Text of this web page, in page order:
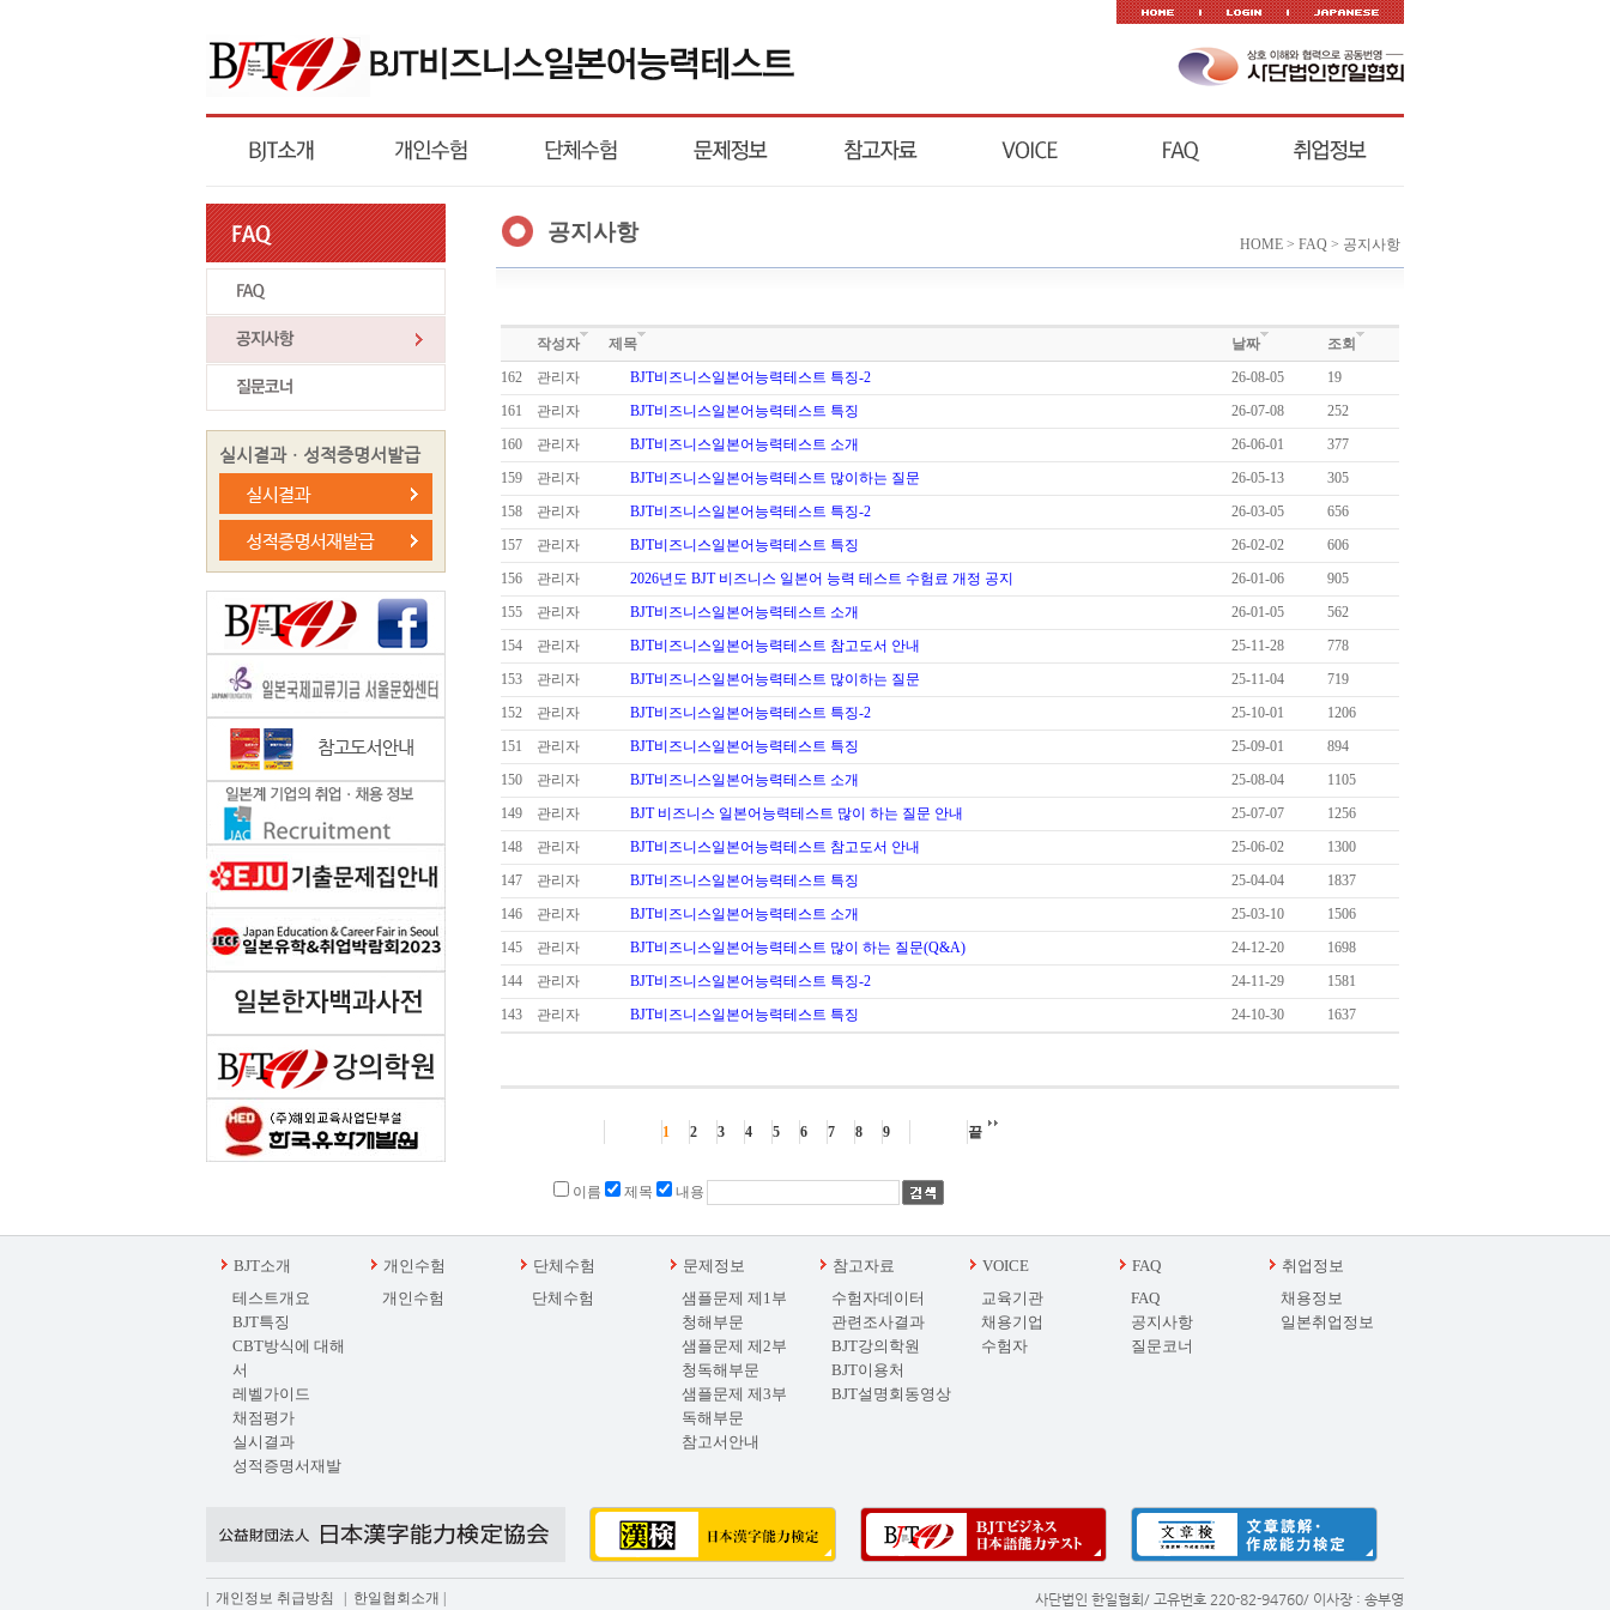
실시결과ㆍ성적증명서발급
공지사항 HOME > FAQ > 공지사항
작성자 제목 날짜
조회
162
관리자 BJT비즈니스일본어능력테스트 특징-2 26-08-05
19
161
관리자 BJT비즈니스일본어능력테스트 특징 26-07-08
252
160
관리자 BJT비즈니스일본어능력테스트 소개 26-06-01
377
159
관리자 BJT비즈니스일본어능력테스트 많이하는 질문 26-05-13
305
158
관리자 BJT비즈니스일본어능력테스트 특징-2 26-03-05
656
157
관리자 BJT비즈니스일본어능력테스트 특징 26-02-02
606
156
관리자 2026년도 BJT 비즈니스 일본어 능력 테스트 수험료 개정 공지 26-01-06
905
155
관리자 BJT비즈니스일본어능력테스트 소개 26-01-05
562
154
관리자 BJT비즈니스일본어능력테스트 참고도서 안내 25-11-28
778
153
관리자 BJT비즈니스일본어능력테스트 많이하는 질문 25-11-04
719
152
관리자 BJT비즈니스일본어능력테스트 특징-2 25-10-01
1206
151
관리자 BJT비즈니스일본어능력테스트 특징 25-09-01
894
150
관리자 BJT비즈니스일본어능력테스트 소개 25-08-04
1105
149
관리자 BJT 비즈니스 일본어능력테스트 많이 하는 질문 안내 25-07-07
1256
148
관리자 BJT비즈니스일본어능력테스트 참고도서 안내 25-06-02
1300
147
관리자 BJT비즈니스일본어능력테스트 특징 25-04-04
1837
146
관리자 BJT비즈니스일본어능력테스트 소개 25-03-10
1506
145
관리자 BJT비즈니스일본어능력테스트 많이 하는 질문(Q&A) 24-12-20
1698
144
관리자 BJT비즈니스일본어능력테스트 특징-2 24-11-29
1581
143
관리자 BJT비즈니스일본어능력테스트 특징 24-10-30 1637
1 2 3 4 5 6 7 8 9 끝
이름 제목 내용
BJT소개
테스트개요
BJT특징
CBT방식에 대해
서
레벨가이드
채점평가
실시결과
성적증명서재발
개인수험
개인수험
단체수험
단체수험
문제정보
샘플문제 제1부
청해부문
샘플문제 제2부
청독해부문
샘플문제 제3부
독해부문
참고서안내
참고자료
수험자데이터
관련조사결과
BJT강의학원
BJT이용처
BJT설명회동영상
VOICE
교육기관
채용기업
수험자
FAQ
FAQ
공지사항
질문코너
취업정보
채용정보
일본취업정보
개인정보 취급방침 한일협회소개 사단법인 한일협회/ 고유번호 220-82-94760/ 이사장 : 송부영